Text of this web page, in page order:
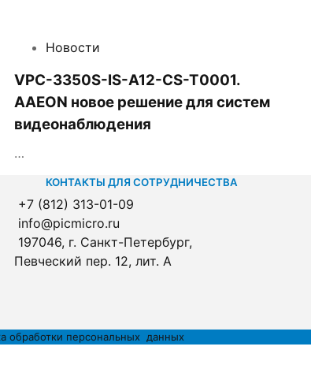
Новости
VPC-3350S-IS-A12-CS-T0001.
AAEON новое решение для систем
видеонаблюдения
…
КОНТАКТЫ ДЛЯ СОТРУДНИЧЕСТВА
+7 (812) 313-01-09
info@picmicro.ru
197046, г. Санкт-Петербург,
Певческий пер. 12, лит. А
обработки персональных данных